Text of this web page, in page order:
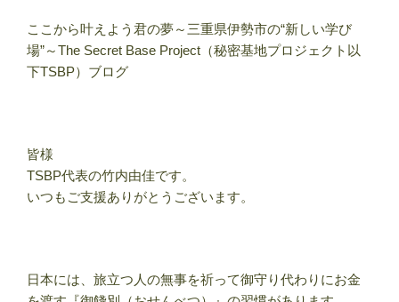
ここから叶えよう君の夢～三重県伊勢市の“新しい学び
場”～The Secret Base Project（秘密基地プロジェクト以
下TSBP）ブログ
皆様
TSBP代表の竹内由佳です。
いつもご支援ありがとうございます。
日本には、旅立つ人の無事を祈って御守り代わりにお金